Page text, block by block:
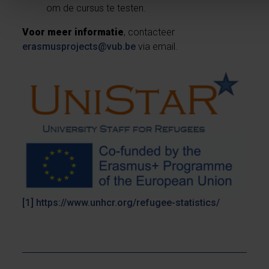
om de cursus te testen.
Voor meer informatie, contacteer
erasmusprojects@vub.be via email.
[1] https://www.unhcr.org/refugee-statistics/